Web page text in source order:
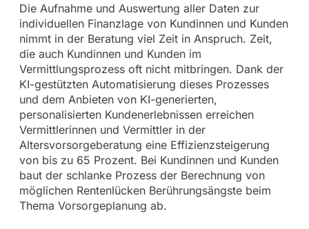
Die Aufnahme und Auswertung aller Daten zur
individuellen Finanzlage von Kundinnen und Kunden
nimmt in der Beratung viel Zeit in Anspruch. Zeit,
die auch Kundinnen und Kunden im
Vermittlungsprozess oft nicht mitbringen. Dank der
KI-gestützten Automatisierung dieses Prozesses
und dem Anbieten von KI-generierten,
personalisierten Kundenerlebnissen erreichen
Vermittlerinnen und Vermittler in der
Altersvorsorgeberatung eine Effizienzsteigerung
von bis zu 65 Prozent. Bei Kundinnen und Kunden
baut der schlanke Prozess der Berechnung von
möglichen Rentenlücken Berührungsängste beim
Thema Vorsorgeplanung ab.